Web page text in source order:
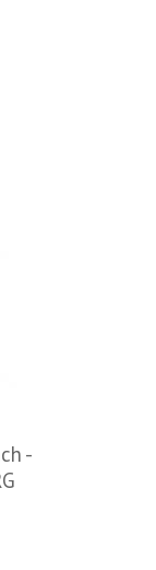
-